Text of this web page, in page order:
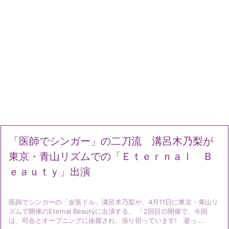
「医師でシンガー」の二刀流 溝呂木乃梨が
東京・青山リズムでの「Ｅｔｅｒｎａｌ Ｂ
ｅａｕｔｙ」出演
医師でシンガーの「女医ドル」溝呂木乃梨が、4月11日に東京・青山リ
ズムで開催のEternal Beautyに出演する。 「2回目の開催で、今回
は、司会とオープニングに抜擢され、張り切っています! 凝っ ...